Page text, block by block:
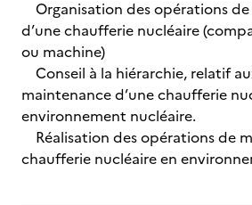
Organisation des opérations
d’une chaufferie nucléaire
ou machine)
Conseil à la hiérarchie, relatif
maintenance d’une chaufferie
environnement nucléaire.
Réalisation des opérations de
chaufferie nucléaire en